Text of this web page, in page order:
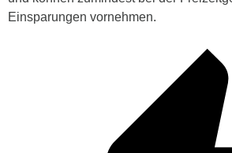
Einsparungen vornehmen.